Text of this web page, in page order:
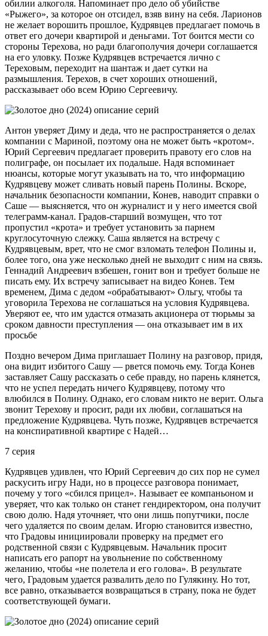
обилии алкоголя. Напоминает про дело об убийстве
«Рыжего», за которое он отсидел, взяв вину на себя. Ларионов
не желает ворошить прошлое, Кудрявцев предлагает помочь в
ответ его дочери квартирой и деньгами. Тот боится мести со
стороны Терехова, но ради благополучия дочери соглашается
на его уловку. Позже Кудрявцев встречается лично с
Тереховым, переходит на шантаж и дает сутки на
размышления. Терехов, в счет хороших отношений,
рассказывает обо всем Юрию Сергеевичу.
Антон уверяет Диму и деда, что не распространяется о делах
компании с Мариной, поэтому она не может быть «кротом».
Юрий Сергеевич предлагает проверить правоту его слов на
полиграфе, он посылает их подальше. Надя вспоминает
нюансы, которые могут указывать на то, что информацию
Кудрявцеву может сливать новый парень Полины. Вскоре,
начальник безопасности компании, Конев, наводит справки о
Саше — выясняется, что он журналист и у него имеется свой
телеграмм-канал. Градов-старший возмущен, что тот
пропустил «крота» и требует установить за парнем
круглосуточную слежку. Саша является на встречу с
Кудрявцевым, врет, что не смог взломать телефон Полины и,
более того, она уже несколько дней не выходит с ним на связь.
Геннадий Андреевич взбешен, гонит вон и требует больше не
писать ему. Их встречу записывает на видео Конев. Тем
временем, Дима с дедом «обрабатывают» Ольгу, чтобы та
уговорила Терехова не соглашаться на условия Кудрявцева.
Уверяют ее, что им удастся отмазать акционера от тюрьмы за
сроком давности преступления — она отказывает им в их
просьбе
Поздно вечером Дима приглашает Полину на разговор, придя,
она видит избитого Сашу — рвется помочь ему. Тогда Конев
заставляет Сашу рассказать о себе правду, но парень клянется,
что не успел передать ничего Кудрявцеву, потому что
влюбился в Полину. Однако, его словам никто не верит. Ольга
звонит Терехову и просит, ради их любви, соглашаться на
предложение Кудрявцева. Чуть позже, Кудрявцев встречается
на конспиративной квартире с Надей…
7 серия
Кудрявцев удивлен, что Юрий Сергеевич до сих пор не сумел
раскусить игру Нади, но в процессе разговора понимает,
почему у того «сбился прицел». Называет ее компаньоном и
уверяет, что как только он станет гендиректором, она получит
свою долю. Надя уточняет, что они лишь попутчики, после
чего удаляется по своим делам. Игорю становится известно,
что Градовы инициировали проверку на предмет его
родственной связи с Кудрявцевым. Начальник просит
написать его рапорт на увольнение по собственному
желанию, чтобы «не полетела и его голова». В результате
чего, Градовым удается развалить дело по Гулякину. Но тот,
все равно, отказывается возвращаться в страну, пока не будет
соответствующей бумаги.